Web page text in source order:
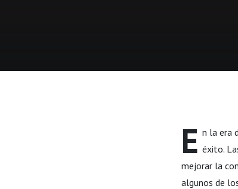
E n la era
éxito.
mejorar la
algunos de